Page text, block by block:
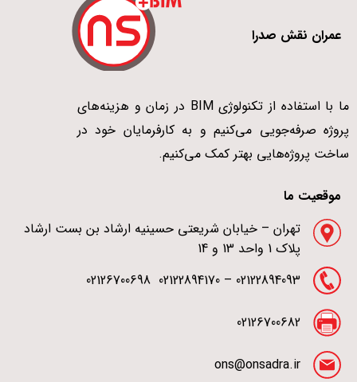
عمران نقش صدرا
ما با استفاده از تکنولوژی BIM در زمان و هزینه‌های
پروژه صرفه‌جویی می‌کنیم و به کارفرمایان خود در
ساخت پروژه‌هایی بهتر کمک می‌کنیم.
موقعیت ما
تهران – خیابان شریعتی حسینیه ارشاد بن بست ارشاد
پلاک 1 واحد 13 و 14
02122894093 – 02122894170 02126700698
02126700682
ons@onsadra.ir